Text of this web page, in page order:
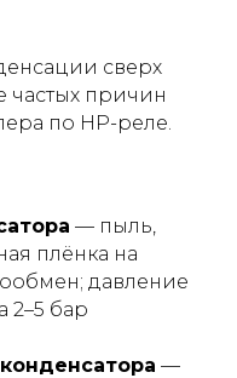
сверх
причин
по HP-реле.
— пыль,
плёнка на
давление
2–5 бар
—